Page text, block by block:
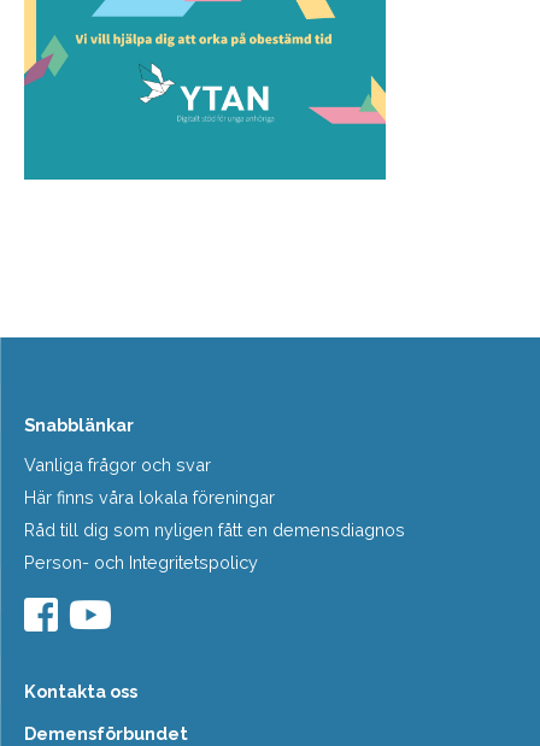
Snabblänkar
Vanliga frågor och svar
Här finns våra lokala föreningar
Råd till dig som nyligen fått en demensdiagnos
Person- och Integritetspolicy
Kontakta oss
Demensförbundet